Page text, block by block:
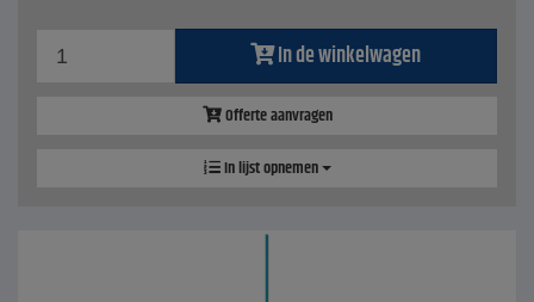
In de winkelwagen
Offerte aanvragen
In lijst opnemen